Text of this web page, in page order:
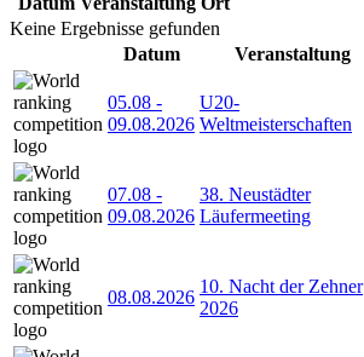
Keine Ergebnisse gefunden
Datum
Veranstaltung
05.08 -
09.08.2026
U20-
Weltmeisterschaften
07.08 -
09.08.2026
38. Neustädter
Läufermeeting
08.08.2026
10. Nacht der Zehner
2026